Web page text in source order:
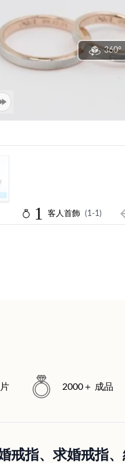
360°
1 客人首飾 (1-1)
2000＋ 成品
戒指、求婚戒指